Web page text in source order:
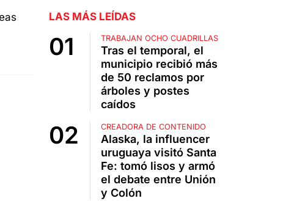
LAS MÁS LEÍDAS
TRABAJAN OCHO CUADRILLAS
Tras el temporal, el
municipio recibió más
de 50 reclamos por
árboles y postes
caídos
CREADORA DE CONTENIDO
Alaska, la influencer
uruguaya visitó Santa
Fe: tomó lisos y armó
el debate entre Unión
y Colón